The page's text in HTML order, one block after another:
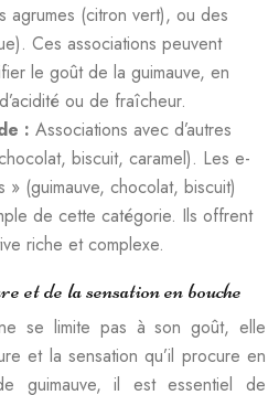
agrumes (citron vert), ou des
Ces associations peuvent
le goût de la guimauve, en
ou de fraîcheur.
: Associations avec d’autres
biscuit, caramel). Les e-
» (guimauve, chocolat, biscuit)
de cette catégorie. Ils offrent
riche et complexe.
et de la sensation en bouche
se limite pas à son goût, elle
et la sensation qu’il procure en
guimauve, il est essentiel de